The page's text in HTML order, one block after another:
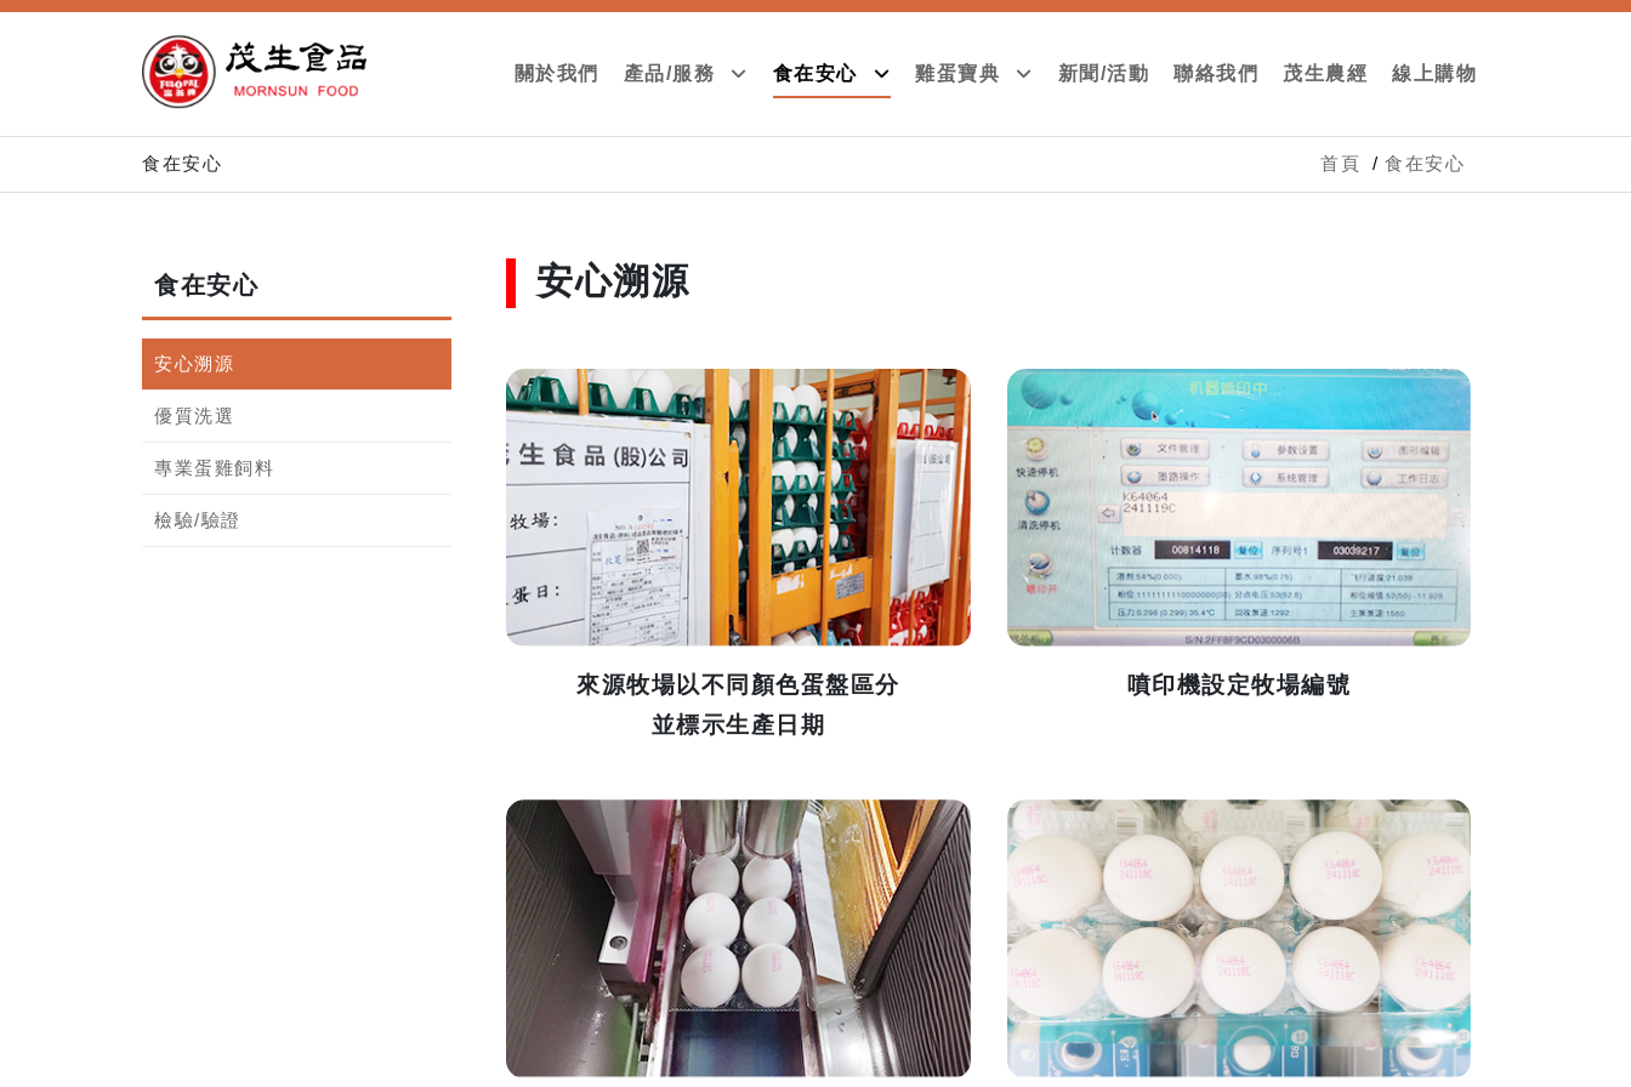
關於我們 產品/服務 食在安心 雞蛋寶典 新聞/活動 聯絡我們 茂生農經 線上購物
食在安心 首頁 食在安心
食在安心
安心溯源
優質洗選
專業蛋雞飼料
檢驗/驗證
安心溯源
來源牧場以不同顏色蛋盤區分
並標示生產日期
噴印機設定牧場編號